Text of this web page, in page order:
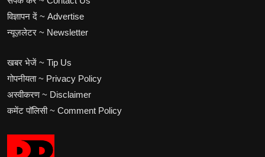
विज्ञापन दें ~ Advertise
न्यूज़लेटर ~ Newsletter
खबर भेजें ~ Tip Us
गोपनीयता ~ Privacy Policy
अस्वीकरण ~ Disclaimer
कमेंट पॉलिसी ~ Comment Policy